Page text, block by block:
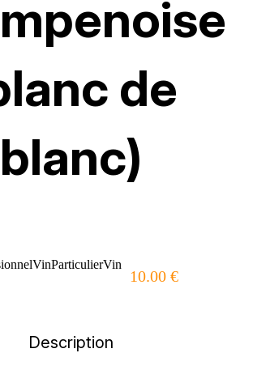
de
blanc)
VinParticulierVin
10.00 €
Description